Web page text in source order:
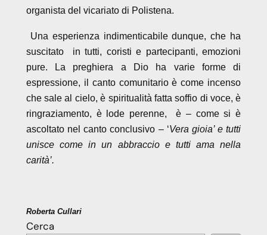
organista del vicariato di Polistena.
Una esperienza indimenticabile dunque, che ha
suscitato in tutti, coristi e partecipanti, emozioni
pure. La preghiera a Dio ha varie forme di
espressione, il canto comunitario è come incenso
che sale al cielo, è spiritualità fatta soffio di voce, è
ringraziamento, è lode perenne, è – come si è
ascoltato nel canto conclusivo – ‘Vera gioia’ e tutti
unisce come in un abbraccio e tutti ama nella
carità’.
Roberta Cullari
Cerca